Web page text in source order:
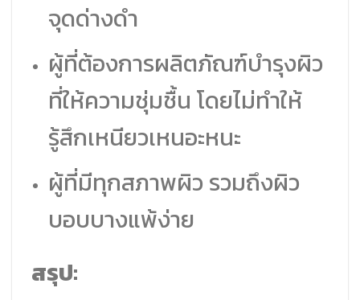
จุดด่างดำ
ผู้ที่ต้องการผลิตภัณฑ์บำรุงผิว
ที่ให้ความชุ่มชื้น โดยไม่ทำให้
รู้สึกเหนียวเหนอะหนะ
ผู้ที่มีทุกสภาพผิว รวมถึงผิว
บอบบางแพ้ง่าย
สรุป: